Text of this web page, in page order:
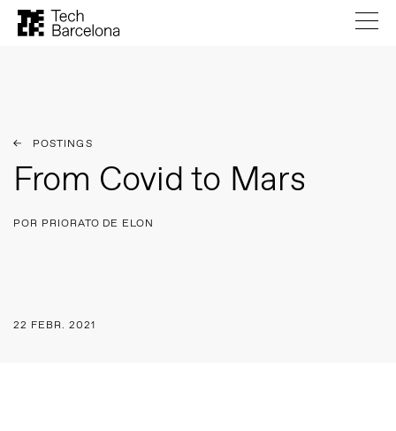
POSTINGS
From Covid to Mars
POR PRIORATO DE ELON
22 FEBR. 2021